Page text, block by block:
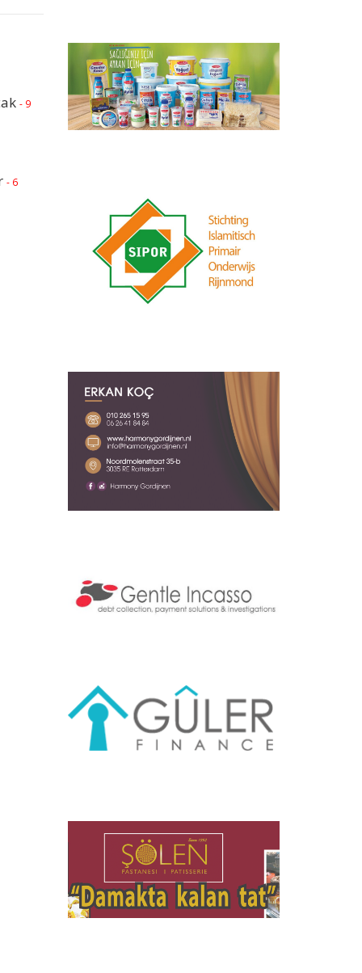
- 9
- 6